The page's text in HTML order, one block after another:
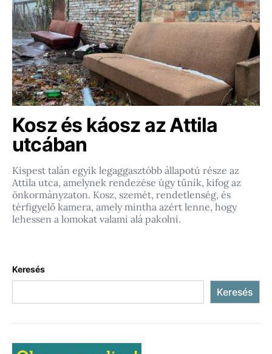
Kosz és káosz az Attila
utcában
Kispest talán egyik legaggasztóbb állapotú része az
Attila utca, amelynek rendezése úgy tűnik, kifog az
önkormányzaton. Kosz, szemét, rendetlenség, és
térfigyelő kamera, amely mintha azért lenne, hogy
lehessen a lomokat valami alá pakolni.
Keresés
Keresés